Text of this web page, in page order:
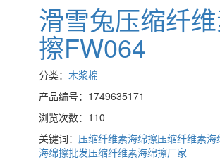
滑雪兔压缩纤
擦FW064
分类： 木浆棉
产品编号：1749635171
浏览次数：110
关键词： 压缩纤维素海绵擦压缩纤维素海
海绵擦批发压缩纤维素海绵擦厂家